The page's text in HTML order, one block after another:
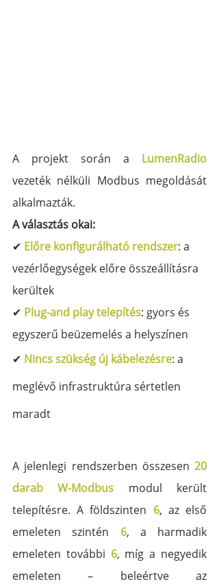
A projekt során a LumenRadio
vezeték nélküli Modbus megoldását
alkalmazták.
A választás okai:
✔ Előre konfigurálható rendszer: a
vezérlőegységek előre összeállításra
kerültek
✔ Plug-and play telepítés: gyors és
egyszerű beüzemelés a helyszínen
✔ Nincs szükség új kábelezésre: a
meglévő infrastruktúra sértetlen
maradt
A jelenlegi rendszerben összesen 20
darab W-Modbus modul került
telepítésre. A földszinten 6, az első
emeleten szintén 6, a harmadik
emeleten további 6, míg a negyedik
emeleten – beleértve az